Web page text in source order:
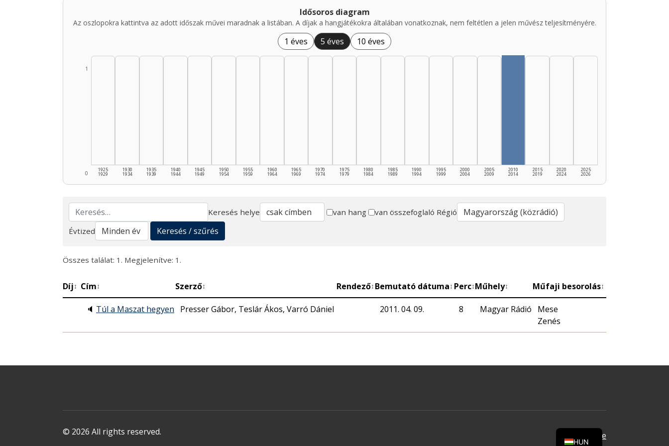
Idősoros diagram
Az oszlopokra kattintva az adott időszak művei maradnak a listában. A díjak a hangjátékokra általában vonatkoznak, nem feltétlen a jelen művész teljesítményére.
1 éves 5 éves 10 éves
0
1
1925
1929
1930
1934
1935
1939
1940
1944
1945
1949
1950
1954
1955
1959
1960
1964
1965
1969
1970
1974
1975
1979
1980
1984
1985
1989
1990
1994
1995
1999
2000
2004
2005
2009
2010
2014
2015
2019
2020
2024
2025
2026
Keresés
Keresés helye van hang van összefoglaló Régió
Évtized
Keresés / szűrés
Összes találat: 1. Megjelenítve: 1.
Díj↕ Cím↕ Szerző↕ Rendező↕ Bemutató dátuma↕ Perc↕Műhely↕ Műfaji besorolás↕
🔈 Túl a Maszat hegyen Presser Gábor, Teslár Ákos, Varró Dániel 2011. 04. 09. 8 Magyar Rádió
Mese
Zenés
© 2026 All rights reserved. Oldal tetejére
HUN